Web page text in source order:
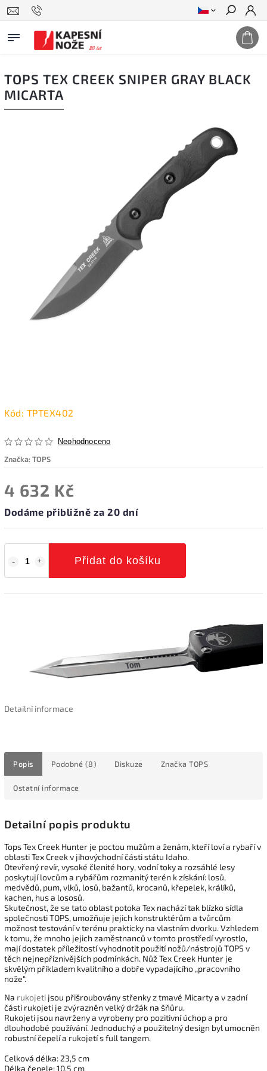
Hledat
TOPS TEX CREEK SNIPER GRAY BLACK
MICARTA
Kód: TPTEX402
Neohodnoceno
Značka:TOPS
4 632 Kč
Dodáme přibližně za 20 dní
Přidat do košíku
Detailní informace
Popis Podobné (8) Diskuze Značka TOPS
Ostatní informace
Detailní popis produktu
Tops Tex Creek Hunter je poctou mužům a ženám, kteří loví a rybaří v
oblasti Tex Creek v jihovýchodní části státu Idaho.
Otevřený revír, vysoké členité hory, vodní toky a rozsáhlé lesy
poskytují lovcům a rybářům rozmanitý terén k získání: losů,
medvědů, pum, vlků, losů, bažantů, krocanů, křepelek, králíků,
kachen, hus a lososů.
Skutečnost, že se tato oblast potoka Tex nachází tak blízko sídla
společnosti TOPS, umožňuje jejich konstruktérům a tvůrcům
možnost testování v terénu prakticky na vlastním dvorku. Vzhledem
k tomu, že mnoho jejich zaměstnanců v tomto prostředí vyrostlo,
mají dostatek příležitostí vyhodnotit použití nožů/nástrojů TOPS v
těch nejnepříznivějších podmínkách. Nůž Tex Creek Hunter je
skvělým příkladem kvalitního a dobře vypadajícího „pracovního
nože“.
Na rukojeti jsou přišroubovány střenky z tmavé Micarty a v zadní
části rukojeti je zvýrazněn velký držák na šňůru.
Rukojeti jsou navrženy a vyrobeny pro pozitivní úchop a pro
dlouhodobé používání. Jednoduchý a použitelný design byl umocněn
robustní čepelí a rukojetí s full tangem.
Celková délka: 23,5 cm
Délka čepele: 10,5 cm